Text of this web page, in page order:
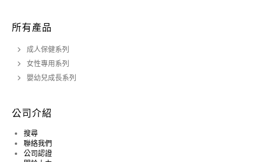
所有產品
成人保健系列
女性專用系列
嬰幼兒成長系列
公司介紹
搜尋
聯絡我們
公司認證